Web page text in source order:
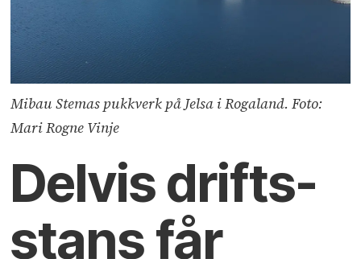
Mibau Stemas pukkverk på Jelsa i Rogaland. Foto:
Mari Rogne Vinje
Delvis drifts­
stans får